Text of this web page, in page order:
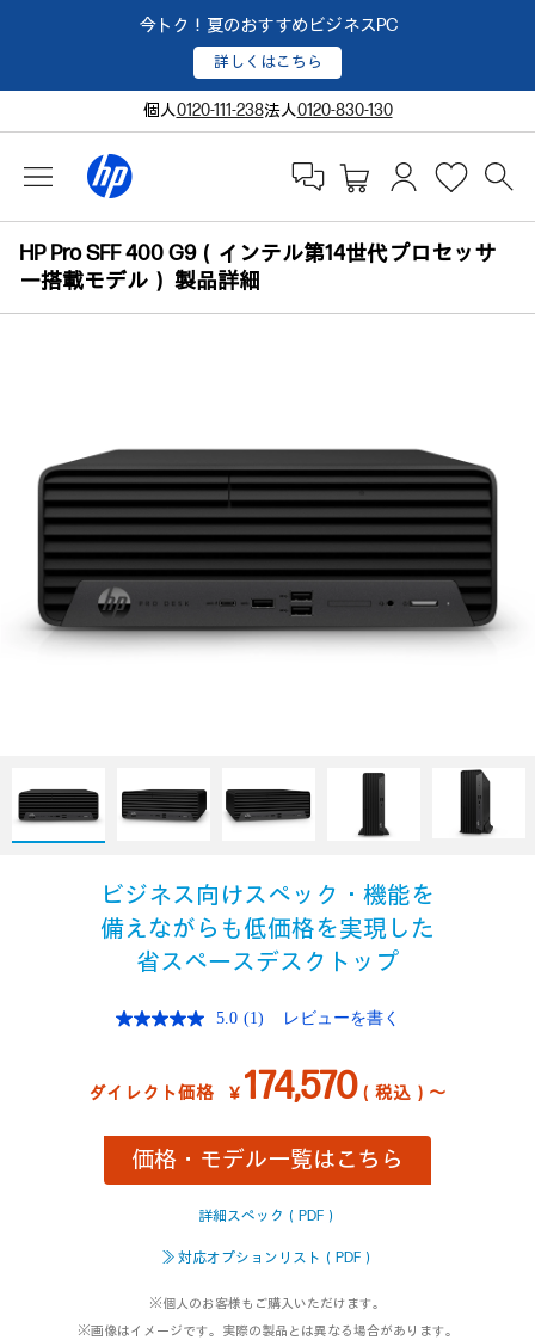
今トク！夏のおすすめビジネスPC
詳しくはこちら
個人0120-111-238法人0120-830-130
HP Pro SFF 400 G9（インテル第14世代プロセッサ
ー搭載モデル） 製品詳細
ビジネス向けスペック・機能を
備えながらも低価格を実現した
省スペースデスクトップ
5.0 レ
ュ
ー
を
む.
同
じ
ー
の
ン
ク。
(1) レビューを書く
ダイレクト価格 ￥ 174,570（税込）～
価格・モデル一覧はこちら
詳細スペック（PDF）
≫ 対応オプションリスト（PDF）
※個人のお客様もご購入いただけます。
※画像はイメージです。実際の製品とは異なる場合があります。